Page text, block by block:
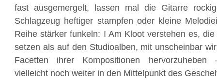
fast ausgemergelt, lassen mal die Gitarre
Schlagzeug heftiger stampfen oder kleine
Reihe stärker funkeln: I Am Kloot verstehen es,
setzen als auf den Studioalben, mit unscheinbar
Facetten ihrer Kompositionen hervorzuheben
vielleicht noch weiter in den Mittelpunkt des